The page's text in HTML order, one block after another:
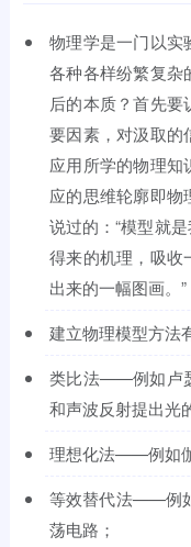
物理学是一门以实
各种各样纷繁复杂
后的本质？首先
要因素，对汲取的
应用所学的物理知
应的思维轮廓即物
说过的：“模型就
得来的机理，吸收
出来的一幅图画。”
建立物理模型方法
类比法——例如卢
和声波反射提出光
理想化法——例如
等效替代法——例
荡电路；